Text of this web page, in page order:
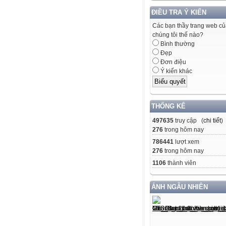
ĐIỀU TRA Ý KIẾN
Các bạn thầy trang web
chúng tôi thế nào?
Bình thường
Đẹp
Đơn điệu
Ý kiến khác
THỐNG KÊ
497635 truy cập (chi tiết)
276 trong hôm nay
786441 lượt xem
276 trong hôm nay
1106 thành viên
ẢNH NGẪU NHIÊN